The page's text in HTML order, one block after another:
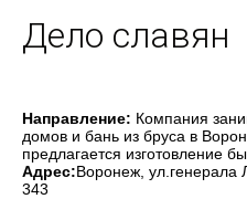
Дело славян
Направление: Компания
домов и бань из бруса в
предлагается изготовление
Адрес:Воронеж ,
343